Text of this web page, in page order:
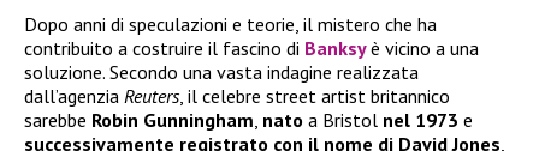
Dopo anni di speculazioni e teorie, il mistero che ha
contribuito a costruire il fascino di Banksyè vicino a una
soluzione. Secondo una vasta indagine realizzata
dall’agenzia Reuters, il celebre street artist britannico
sarebbe Robin Gunningham, nato a Bristol nel 1973 e
successivamente registrato con il nome di David Jones,